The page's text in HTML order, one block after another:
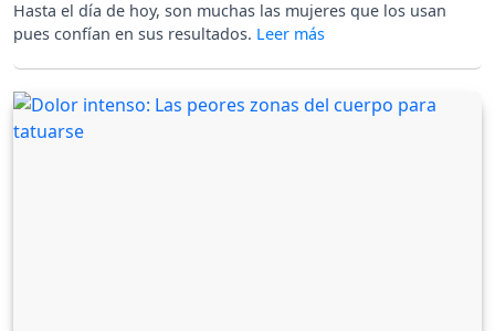
Hasta el día de hoy, son muchas las mujeres que los usan
pues confían en sus resultados.